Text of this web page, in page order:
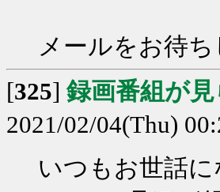
メールをお待
[325] 録画番組が
2021/02/04(Thu)
いつもお世話